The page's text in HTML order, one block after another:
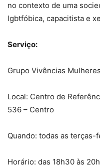
no contexto de uma
lgbtfóbica, capacitista e
Serviço:
Grupo Vivências
Local: Centro de
536 – Centro
Quando: todas as
Horário: das 18h30 às 20h